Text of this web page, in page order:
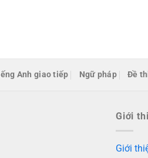
Anh giao tiếp Ngữ pháp Đề
Giới
Giới